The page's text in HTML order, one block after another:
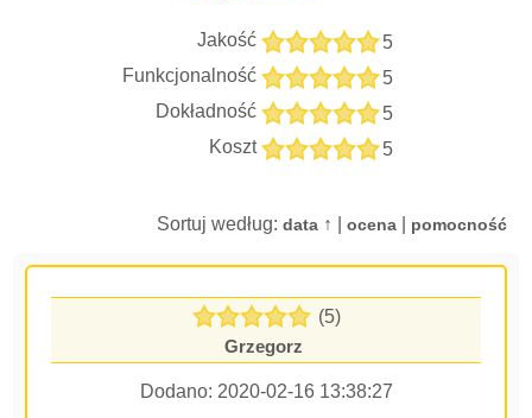
Jakość
5
Funkcjonalność
5
Dokładność
5
Koszt
5
Sortuj według: data↑ | ocena| pomocność
(5)
Grzegorz
Dodano: 2020-02-16 13:38:27